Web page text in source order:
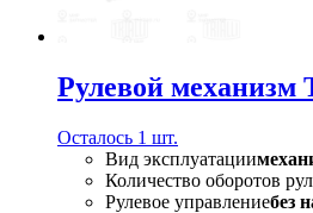
Рулевой
Осталось 1 шт.
Вид эксплуатации
Количество оборотов
Рулевое управлениебез